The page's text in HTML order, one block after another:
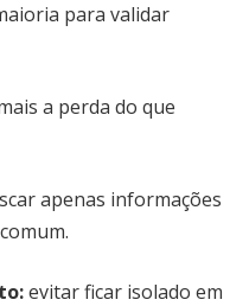
para validar
a perda do que
apenas informações
evitar ficar isolado em